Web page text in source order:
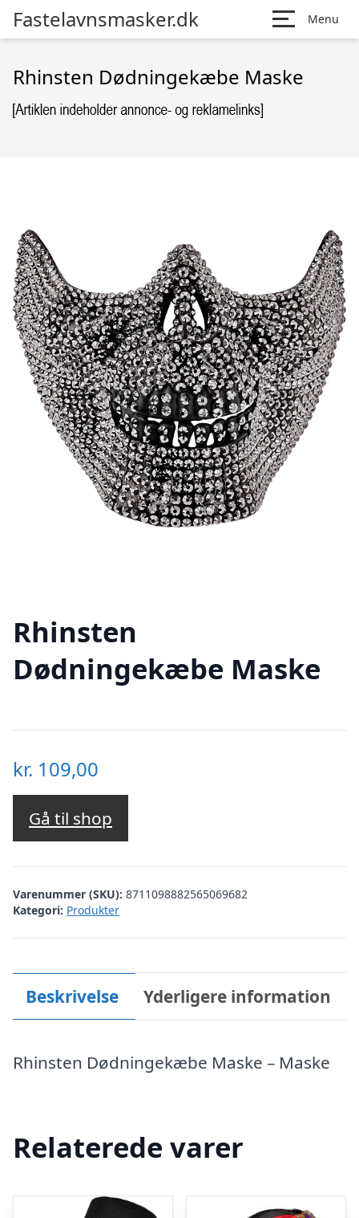
Fastelavnsmasker.dk Menu
Rhinsten Dødningekæbe Maske
Rhinsten
Dødningekæbe Maske
kr. 109,00
Gå til shop
Varenummer (SKU): 8711098882565069682
Kategori: Produkter
Beskrivelse Yderligere information
Rhinsten Dødningekæbe Maske – Maske
Relaterede varer